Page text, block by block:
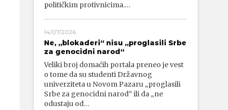
političkim protivnicima.…
14/07/2026
Ne, „blokaderi“ nisu „proglasili Srbe
za genocidni narod“
Veliki broj domaćih portala preneo je vest
o tome da su studenti Državnog
univerziteta u Novom Pazaru „proglasili
Srbe za genocidni narod“ ili da „ne
odustaju od…